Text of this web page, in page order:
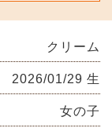
クリーム
2026/01/29 生
女の子